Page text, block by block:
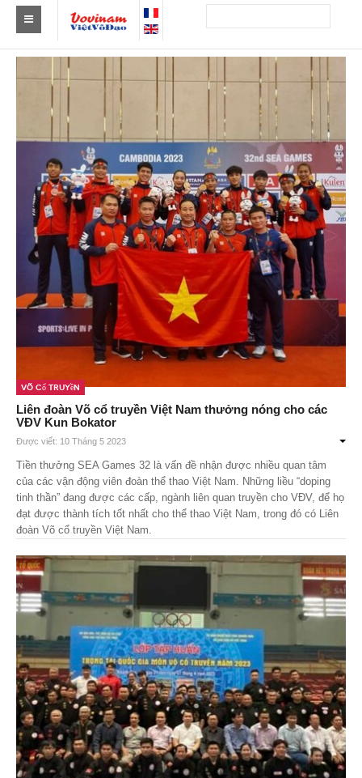
Tìm Clb Vovinam
Châu Á
Châu Mỹ
Châu Phi
Châu Úc
Tin tức
Sự kiện
Kết quả
Theo Sự kiện
Theo Thống kê
Truyền thông
PHOTO
TÀI LIỆU
Khám Phá
Võ Cổ Truyền
Liên đoàn Võ cổ truyền Việt Nam thưởng nóng cho các
VĐV Kun Bokator
Được viết: 10 Tháng 5 2023
Tiền thưởng SEA Games 32 là vấn đề nhận được nhiều quan tâm
của các vận động viên đoàn thể thao Việt Nam. Những liều “doping
tinh thần” đang được các cấp, ngành liên quan truyền cho VÐV, để họ
đạt được thành tích tốt nhất cho thể thao Việt Nam, trong đó có Liên
đoàn Võ cổ truyền Việt Nam.